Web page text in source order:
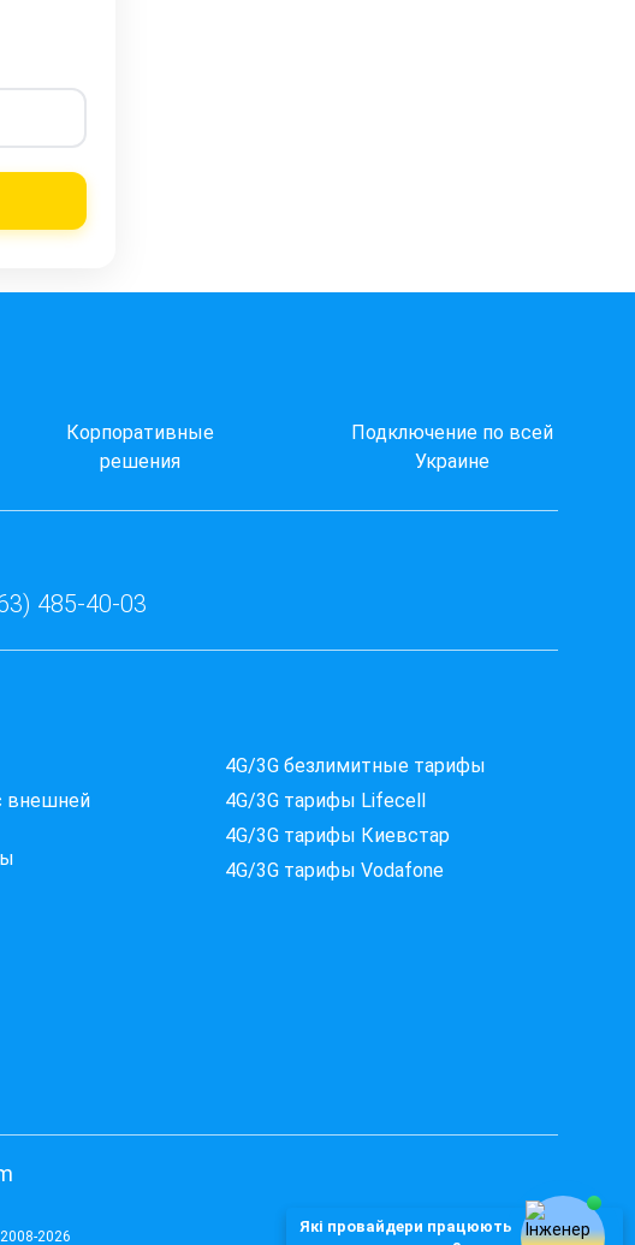
Корпоративные
решения
Подключение по всей
Украине
485-40-03
внешней
4G/3G безлимитные тарифы
4G/3G тарифы Lifecell
4G/3G тарифы Киевстар
4G/3G тарифы Vodafone
2008-2026
Які провайдери працюють
Які провайдери працюють
за вашою адресою?
Перевірте доступність інтернету за 30 секунд
375+ провайдерів в базі
ПЕРЕВІРИТИ ПРОВАЙДЕРІВ